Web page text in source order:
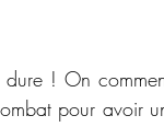
! On
pour avoir